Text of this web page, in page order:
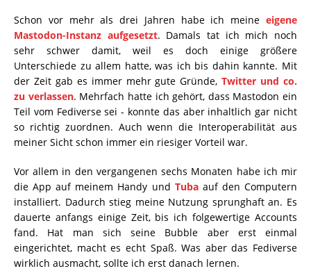
Schon vor mehr als drei Jahren habe ich meine eigene
Mastodon-Instanz aufgesetzt. Damals tat ich mich noch
sehr schwer damit, weil es doch einige größere
Unterschiede zu allem hatte, was ich bis dahin kannte. Mit
der Zeit gab es immer mehr gute Gründe,Twitter und co.
zu verlassen. Mehrfach hatte ich gehört, dass Mastodon ein
Teil vom Fediverse sei - konnte das aber inhaltlich gar nicht
so richtig zuordnen. Auch wenn die Interoperabilität aus
meiner Sicht schon immer ein riesiger Vorteil war.
Vor allem in den vergangenen sechs Monaten habe ich mir
die App auf meinem Handy und Tubaauf den Computern
installiert. Dadurch stieg meine Nutzung sprunghaft an. Es
dauerte anfangs einige Zeit, bis ich folgewertige Accounts
fand. Hat man sich seine Bubble aber erst einmal
eingerichtet, macht es echt Spaß. Was aber das Fediverse
wirklich ausmacht, sollte ich erst danach lernen.